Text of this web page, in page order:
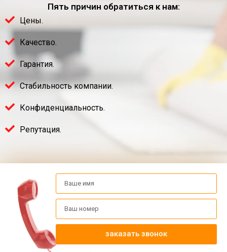
Пять причин обратиться к нам:
Цены.
Качество.
Гарантия.
Стабильность компании.
Конфиденциальность.
Репутация.
заказать звонок